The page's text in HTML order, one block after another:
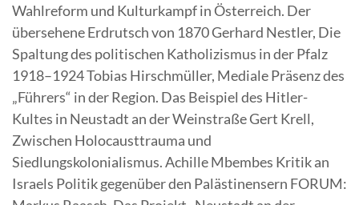
Wahlreform und Kulturkampf in Österreich. Der
übersehene Erdrutsch von 1870 Gerhard Nestler, Die
Spaltung des politischen Katholizismus in der Pfalz
1918–1924 Tobias Hirschmüller, Mediale Präsenz des
„Führers“ in der Region. Das Beispiel des Hitler-
Kultes in Neustadt an der Weinstraße Gert Krell,
Zwischen Holocausttrauma und
Siedlungskolonialismus. Achille Mbembes Kritik an
Israels Politik gegenüber den Palästinensern FORUM: